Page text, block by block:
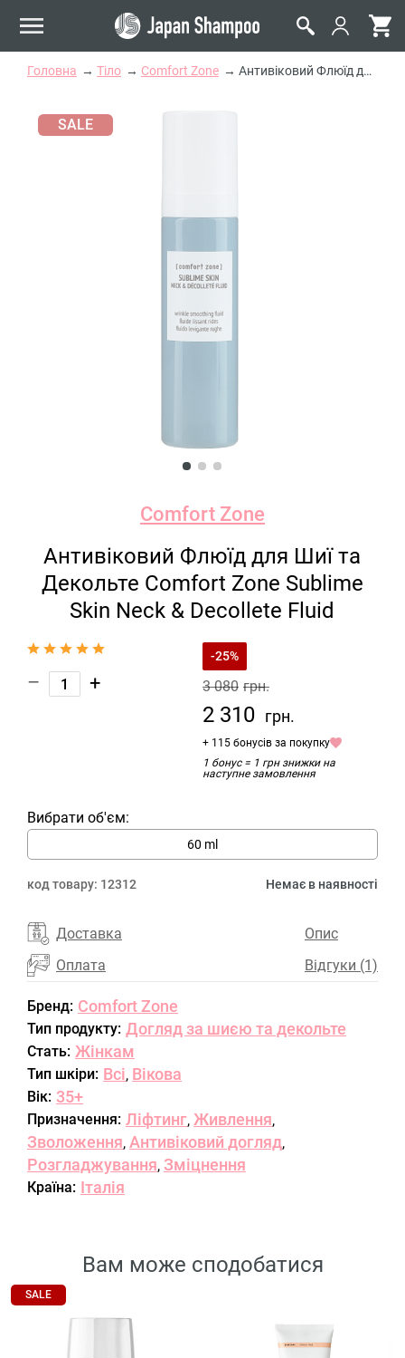
Головна Тіло Comfort Zone Антивіковий Флюїд для Шиї та Декольте Comfort Zone Sublime Skin Neck & Decollete Fluid
SALE
Comfort Zone
Антивіковий Флюїд для Шиї та
Декольте Comfort Zone Sublime
Skin Neck & Decollete Fluid
– +
-25%
3 080 грн.
2 310 грн.
+ 115 бонусів за покупку
1 бонус = 1 грн знижки на
наступне замовлення
Вибрати об'єм:
60 ml
код товару: 12312 Немає в наявності
Доставка
Оплата
Опис
Відгуки (1)
Бренд: Comfort Zone
Тип продукту: Догляд за шиєю та декольте
Стать: Жінкам
Тип шкіри: Всі, Вікова
Вік: 35+
Призначення: Ліфтинг, Живлення,
Зволоження, Антивіковий догляд,
Розгладжування, Зміцнення
Країна: Італія
Вам може сподобатися
SALE